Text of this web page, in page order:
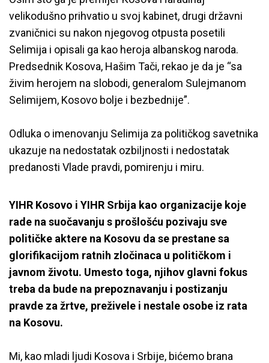
velikodušno prihvatio u svoj kabinet, drugi državni
zvaničnici su nakon njegovog otpusta posetili
Selimija i opisali ga kao heroja albanskog naroda.
Predsednik Kosova, Hašim Tači, rekao je da je “sa
živim herojem na slobodi, generalom Sulejmanom
Selimijem, Kosovo bolje i bezbednije”.
Odluka o imenovanju Selimija za političkog savetnika
ukazuje na nedostatak ozbiljnosti i nedostatak
predanosti Vlade pravdi, pomirenju i miru.
YIHR Kosovo i YIHR Srbija kao organizacije koje
rade na suočavanju s prošlošću pozivaju sve
političke aktere na Kosovu da se prestane sa
glorifikacijom ratnih zločinaca u političkom i
javnom životu. Umesto toga, njihov glavni fokus
treba da bude na prepoznavanju i postizanju
pravde za žrtve, preživele i nestale osobe iz rata
na Kosovu.
Mi, kao mladi ljudi Kosova i Srbije, bićemo brana